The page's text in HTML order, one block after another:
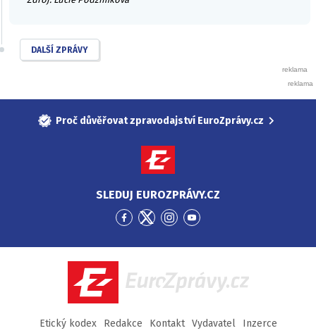
DALŠÍ ZPRÁVY
Proč důvěřovat zpravodajství EuroZprávy.cz
SLEDUJ EUROZPRÁVY.CZ
Přejít
Facebook
Přejít
Twitter
Přejít
Instagram
Přejít
YouTube
EuroZprávy.cz
Etický kodex Redakce Kontakt Vydavatel Inzerce